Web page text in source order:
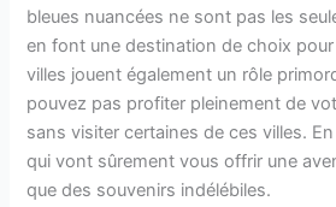
bleues nuancées ne sont pas les
en font une destination de choix
villes jouent également un rôle
pouvez pas profiter pleinement de
sans visiter certaines de ces villes.
qui vont sûrement vous offrir une
que des souvenirs indélébiles.